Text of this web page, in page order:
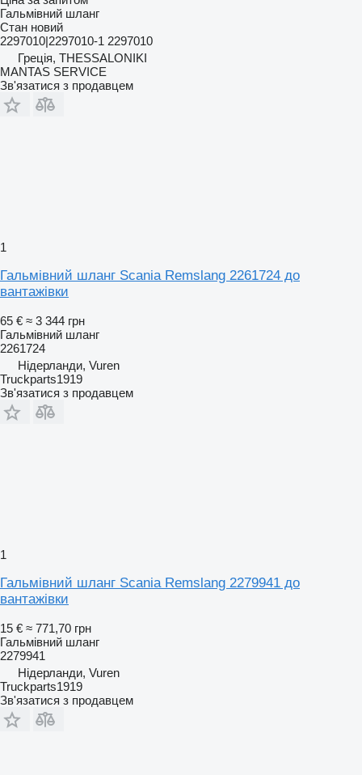
Гальмівний шланг
Стан новий
2297010|2297010-1 2297010
Греція, THESSALONIKI
MANTAS SERVICE
Зв'язатися з продавцем
1
Гальмівний шланг Scania Remslang 2261724 до
вантажівки
65 € ≈ 3 344 грн
Гальмівний шланг
2261724
Нідерланди, Vuren
Truckparts1919
Зв'язатися з продавцем
1
Гальмівний шланг Scania Remslang 2279941 до
вантажівки
15 € ≈ 771,70 грн
Гальмівний шланг
2279941
Нідерланди, Vuren
Truckparts1919
Зв'язатися з продавцем